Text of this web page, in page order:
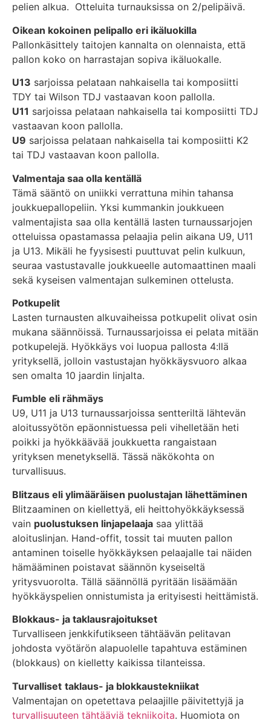
pelien alkua. Otteluita turnauksissa on 2/pelipäivä.
Oikean kokoinen pelipallo eri ikäluokilla
Pallonkäsittely taitojen kannalta on olennaista, että
pallon koko on harrastajan sopiva ikäluokalle.
U13 sarjoissa pelataan nahkaisella tai komposiitti
TDY tai Wilson TDJ vastaavan koon pallolla.
U11 sarjoissa pelataan nahkaisella tai komposiitti TDJ
vastaavan koon pallolla.
U9 sarjoissa pelataan nahkaisella tai komposiitti K2
tai TDJ vastaavan koon pallolla.
Valmentaja saa olla kentällä
Tämä sääntö on uniikki verrattuna mihin tahansa
joukkuepallopeliin. Yksi kummankin joukkueen
valmentajista saa olla kentällä lasten turnaussarjojen
otteluissa opastamassa pelaajia pelin aikana U9, U11
ja U13. Mikäli he fyysisesti puuttuvat pelin kulkuun,
seuraa vastustavalle joukkueelle automaattinen maali
sekä kyseisen valmentajan sulkeminen ottelusta.
Potkupelit
Lasten turnausten alkuvaiheissa potkupelit olivat osin
mukana säännöissä. Turnaussarjoissa ei pelata mitään
potkupelejä. Hyökkäys voi luopua pallosta 4:llä
yrityksellä, jolloin vastustajan hyökkäysvuoro alkaa
sen omalta 10 jaardin linjalta.
Fumble eli rähmäys
U9, U11 ja U13 turnaussarjoissa sentteriltä lähtevän
aloitussyötön epäonnistuessa peli vihelletään heti
poikki ja hyökkäävää joukkuetta rangaistaan
yrityksen menetyksellä. Tässä näkökohta on
turvallisuus.
Blitzaus eli ylimääräisen puolustajan lähettäminen
Blitzaaminen on kiellettyä, eli heittohyökkäyksessä
vain puolustuksen linjapelaaja saa ylittää
aloituslinjan. Hand-offit, tossit tai muuten pallon
antaminen toiselle hyökkäyksen pelaajalle tai näiden
hämääminen poistavat säännön kyseiseltä
yritysvuorolta. Tällä säännöllä pyritään lisäämään
hyökkäyspelien onnistumista ja erityisesti heittämistä.
Blokkaus- ja taklausrajoitukset
Turvalliseen jenkkifutikseen tähtäävän pelitavan
johdosta vyötärön alapuolelle tapahtuva estäminen
(blokkaus) on kielletty kaikissa tilanteissa.
Turvalliset taklaus- ja blokkaustekniikat
Valmentajan on opetettava pelaajille päivitettyjä ja
turvallisuuteen tähtääviä tekniikoita. Huomiota on